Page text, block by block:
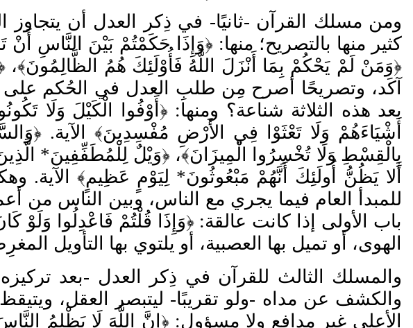
ومن مسلك القرآن -ثانيًا- في ذِكر العدل أن يتجاوز
كثير منها بالتصريح؛ منها: ﴿وَإِذَا حَكَمْتُمْ بَيْنَ النَّاسِ أَنْ
﴿وَمَنْ لَمْ يَحْكُمْ بِمَا أَنْزَلَ اللَّهُ فَأُوْلَئِكَ هُمُ الظَّالِمُونَ﴾،
آكد، وتصريحًا أصرح من طلب العدل في الحكم على
بعد هذه الثلاثة شناعة؟ ومنها: ﴿ وْفُوا الْكَيْلَ وَل ا
أَشْيَاءَهُمْ وَل ا تَعْثَوْا فِي الأَرْضِ مُفْسِدِينَ﴾ الآية. ﴿
بِالْقِسْطِ وَل ا تُخْسِرُوا الْمِيزَانَ﴾، ﴿وَيْلٌ لِلْمُطَفِّفِينَ*
أَلا يَظُنُّ أُولَئِكَ أَنَّهُمْ مَبْعُوثُونَ* لِيَوْمٍ عَظِيمٍ﴾ الآية.
للمبدأ العام فيما يجري مع الناس، وبين الناس من
باب الأولى إذا كانت عالقة: ﴿وَإِذَا قُلْتُمْ فَاعْدِلُوا
الهوى، أو تميل بها العصبية، أو يلتوي بها التأويل
والمسلك الثالث للقرآن في ذِكر العدل -بعد
والكشف عن مداه -ولو تقريبًا- ليتبصر العقل،
الأعلى غير مدافع ولا مسؤول: ﴿ إِنَّ اللَّهَ ل ا يَظْلِمُ